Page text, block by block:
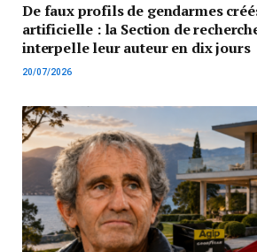
De faux profils de gendarmes
artificielle : la Section de
interpelle leur auteur en dix jours
20/07/2026